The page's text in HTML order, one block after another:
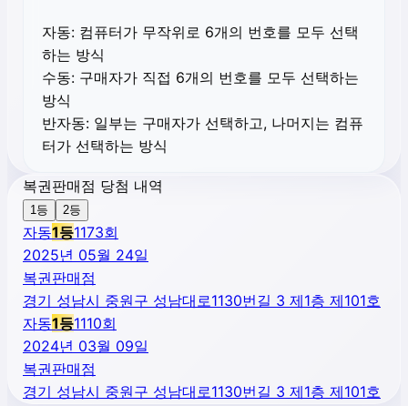
자동: 컴퓨터가 무작위로 6개의 번호를 모두 선택
하는 방식
수동: 구매자가 직접 6개의 번호를 모두 선택하는
방식
반자동: 일부는 구매자가 선택하고, 나머지는 컴퓨
터가 선택하는 방식
복권판매점 당첨 내역
1등 2등
자동1등1173회
2025년 05월 24일
복권판매점
경기 성남시 중원구 성남대로1130번길 3 제1층 제101호
자동1등1110회
2024년 03월 09일
복권판매점
경기 성남시 중원구 성남대로1130번길 3 제1층 제101호